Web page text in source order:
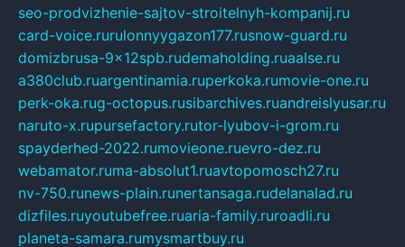
seo-prodvizhenie-sajtov-stroitelnyh-kompanij.ru
card-voice.rurulonnyygazon177.rusnow-guard.ru
domizbrusa-9x12spb.rudemaholding.ruaalse.ru
a380club.ruargentinamia.ruperkoka.rumovie-one.ru
perk-oka.rug-octopus.rusibarchives.ruandreislyusar.ru
naruto-x.rupursefactory.rutor-lyubov-i-grom.ru
spayderhed-2022.rumovieone.ruevro-dez.ru
webamator.ruma-absolut1.ruavtopomosch27.ru
nv-750.runews-plain.runertansaga.rudelanalad.ru
dizfiles.ruyoutubefree.ruaria-family.ruroadli.ru
planeta-samara.rumysmartbuy.ru